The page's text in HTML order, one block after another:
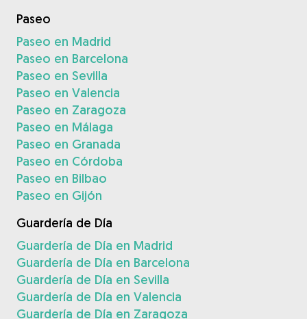
Paseo
Paseo en Madrid
Paseo en Barcelona
Paseo en Sevilla
Paseo en Valencia
Paseo en Zaragoza
Paseo en Málaga
Paseo en Granada
Paseo en Córdoba
Paseo en Bilbao
Paseo en Gijón
Guardería de Día
Guardería de Día en Madrid
Guardería de Día en Barcelona
Guardería de Día en Sevilla
Guardería de Día en Valencia
Guardería de Día en Zaragoza